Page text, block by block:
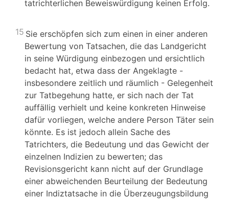
tatrichterlichen Beweiswürdigung keinen Erfolg.
15 Sie erschöpfen sich zum einen in einer anderen
Bewertung von Tatsachen, die das Landgericht
in seine Würdigung einbezogen und ersichtlich
bedacht hat, etwa dass der Angeklagte -
insbesondere zeitlich und räumlich - Gelegenheit
zur Tatbegehung hatte, er sich nach der Tat
auffällig verhielt und keine konkreten Hinweise
dafür vorliegen, welche andere Person Täter sein
könnte. Es ist jedoch allein Sache des
Tatrichters, die Bedeutung und das Gewicht der
einzelnen Indizien zu bewerten; das
Revisionsgericht kann nicht auf der Grundlage
einer abweichenden Beurteilung der Bedeutung
einer Indiztatsache in die Überzeugungsbildung